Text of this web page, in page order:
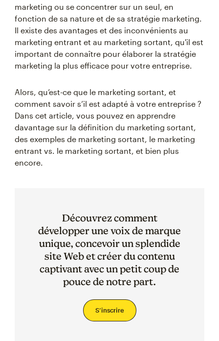
marketing ou se concentrer sur un seul, en
fonction de sa nature et de sa stratégie marketing.
Il existe des avantages et des inconvénients au
marketing entrant et au marketing sortant, qu'il est
important de connaître pour élaborer la stratégie
marketing la plus efficace pour votre entreprise.
Alors, qu’est-ce que le marketing sortant, et
comment savoir s’il est adapté à votre entreprise ?
Dans cet article, vous pouvez en apprendre
davantage sur la définition du marketing sortant,
des exemples de marketing sortant, le marketing
entrant vs. le marketing sortant, et bien plus
encore.
Découvrez comment
développer une voix de marque
unique, concevoir un splendide
site Web et créer du contenu
captivant avec un petit coup de
pouce de notre part.
S’inscrire